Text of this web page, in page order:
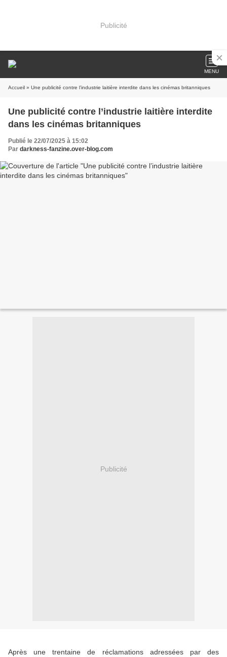
Publicité
MENU
Accueil » Une publicité contre l’industrie laitière interdite dans les cinémas britanniques
Une publicité contre l’industrie laitière interdite
dans les cinémas britanniques
Publié le 22/07/2025 à 15:02
Par darkness-fanzine.over-blog.com
Publicité
Après une trentaine de réclamations adressées par des